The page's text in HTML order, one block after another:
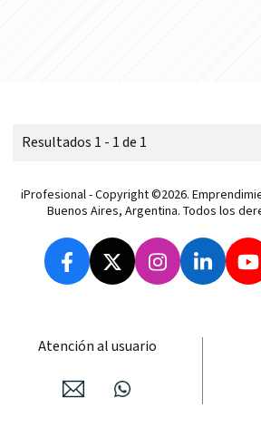
Resultados 1 - 1 de 1
iProfesional - Copyright ©2026.
Buenos Aires, Argentina. Todos los
Atención al usuario